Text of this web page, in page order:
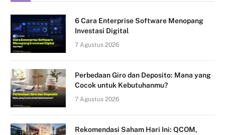
6 Cara Enterprise Software Menopang
Investasi Digital
7 Agustus 2026
Perbedaan Giro dan Deposito: Mana yang
Cocok untuk Kebutuhanmu?
7 Agustus 2026
Rekomendasi Saham Hari Ini: QCOM,